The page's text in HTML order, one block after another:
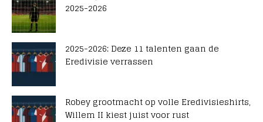
2025-2026
2025-2026: Deze 11 talenten gaan de
Eredivisie verrassen
Robey grootmacht op volle Eredivisieshirts,
Willem II kiest juist voor rust